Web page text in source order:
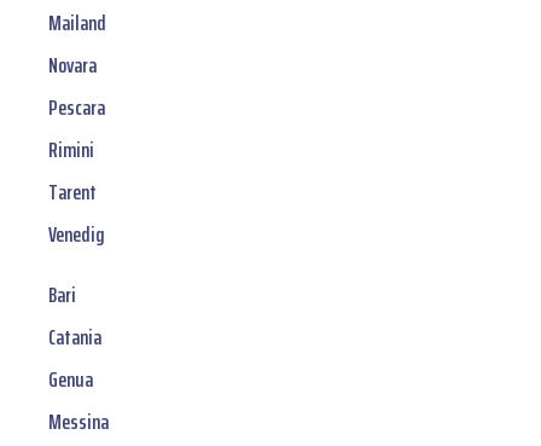
Mailand
Novara
Pescara
Rimini
Tarent
Venedig
Bari
Catania
Genua
Messina